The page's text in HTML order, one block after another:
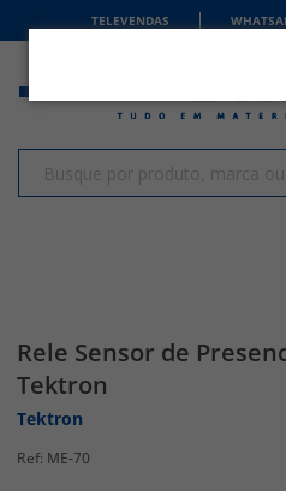
TELEVENDAS
Rele Sensor de
Tektron
Tektron
ME-70